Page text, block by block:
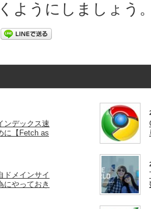
ようにしましょう
ンデックス速
に【Fetch as
ドメインサイ
にやっておき